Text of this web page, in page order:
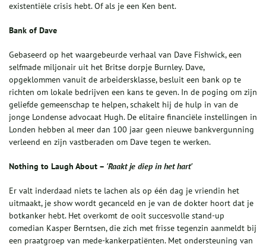
existentiële crisis hebt. Of als je een Ken bent.
Bank of Dave
Gebaseerd op het waargebeurde verhaal van Dave Fishwick, een
selfmade miljonair uit het Britse dorpje Burnley. Dave,
opgeklommen vanuit de arbeidersklasse, besluit een bank op te
richten om lokale bedrijven een kans te geven. In de poging om zijn
geliefde gemeenschap te helpen, schakelt hij de hulp in van de
jonge Londense advocaat Hugh. De elitaire financiële instellingen in
Londen hebben al meer dan 100 jaar geen nieuwe bankvergunning
verleend en zijn vastberaden om Dave tegen te werken.
Nothing to Laugh About – 'Raakt je diep in het hart'
Er valt inderdaad niets te lachen als op één dag je vriendin het
uitmaakt, je show wordt gecanceld en je van de dokter hoort dat je
botkanker hebt. Het overkomt de ooit succesvolle stand-up
comedian Kasper Berntsen, die zich met frisse tegenzin aanmeldt bij
een praatgroep van mede-kankerpatiënten. Met ondersteuning van